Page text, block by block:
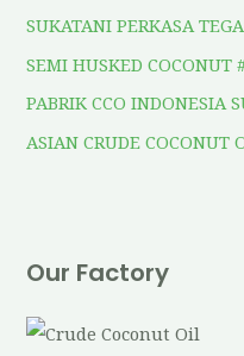
SUKATANI PERKASA
SEMI HUSKED COCONUT
PABRIK CCO INDONESIA
ASIAN CRUDE COCONUT
Our Factory